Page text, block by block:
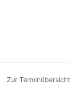
Zur Terminübersicht